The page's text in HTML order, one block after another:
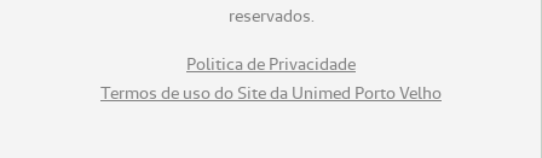
reservados.
Politica de Privacidade
Termos de uso do Site da Unimed Porto Velho